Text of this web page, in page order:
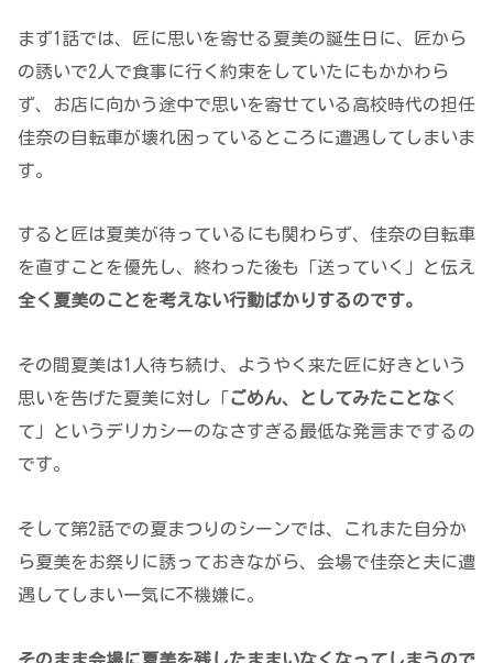
まず1話では、匠に思いを寄せる夏美の誕生日に、匠から
の誘いで2人で食事に行く約束をしていたにもかかわら
ず、お店に向かう途中で思いを寄せている高校時代の担任
佳奈の自転車が壊れ困っているところに遭遇してしまいま
す。
すると匠は夏美が待っているにも関わらず、佳奈の自転車
を直すことを優先し、終わった後も「送っていく」と伝え
全く夏美のことを考えない行動ばかりするのです。
その間夏美は1人待ち続け、ようやく来た匠に好きという
思いを告げた夏美に対し「 ごめん、としてみたことなく
て」というデリカシーのなさすぎる最低な発言までするの
です。
そして第2話での夏まつりのシーンでは、これまた自分か
ら夏美をお祭りに誘っておきながら、会場で佳奈と夫に遭
遇してしまい一気に不機嫌に。